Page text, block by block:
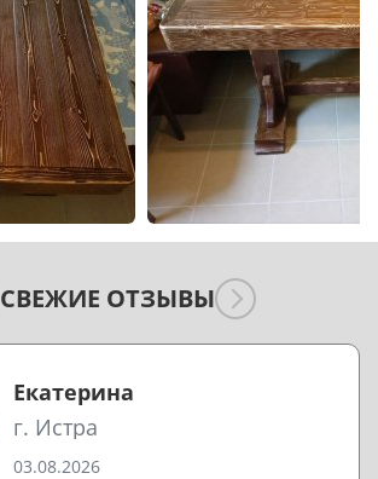
СВЕЖИЕ ОТЗЫВЫ
Екатерина
г. Истра
03.08.2026